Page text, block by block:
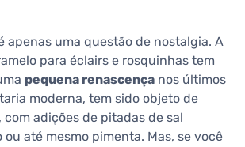
apenas uma questão de nostalgia. A
para éclairs e rosquinhas tem
pequena renascença nos últimos
moderna, tem sido objeto de
adições de pitadas de sal
até mesmo pimenta. Mas, se você